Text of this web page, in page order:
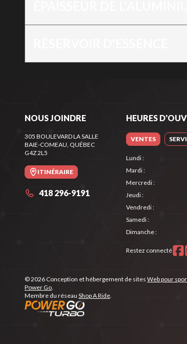
NOUS JOINDRE
305 BOULEVARD LA SALLE
BAIE-COMEAU , QUÉBEC
G4Z 2L5
ITINÉRAIRE
418 296-9191
HEURES
VENTES
Lundi:
Mardi:
Mercredi:
Jeudi:
Vendredi:
Samedi:
Dimanche:
Restez connecté
© 2026 Conception et hébergement de sites Web pour
Power Go
Membre du réseau Shop A Ride